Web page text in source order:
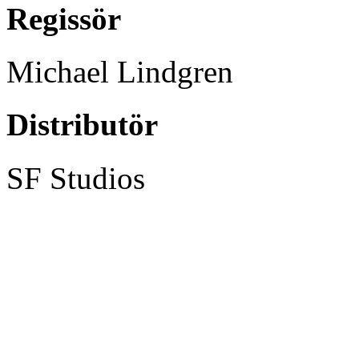
Regissör
Michael Lindgren
Distributör
SF Studios